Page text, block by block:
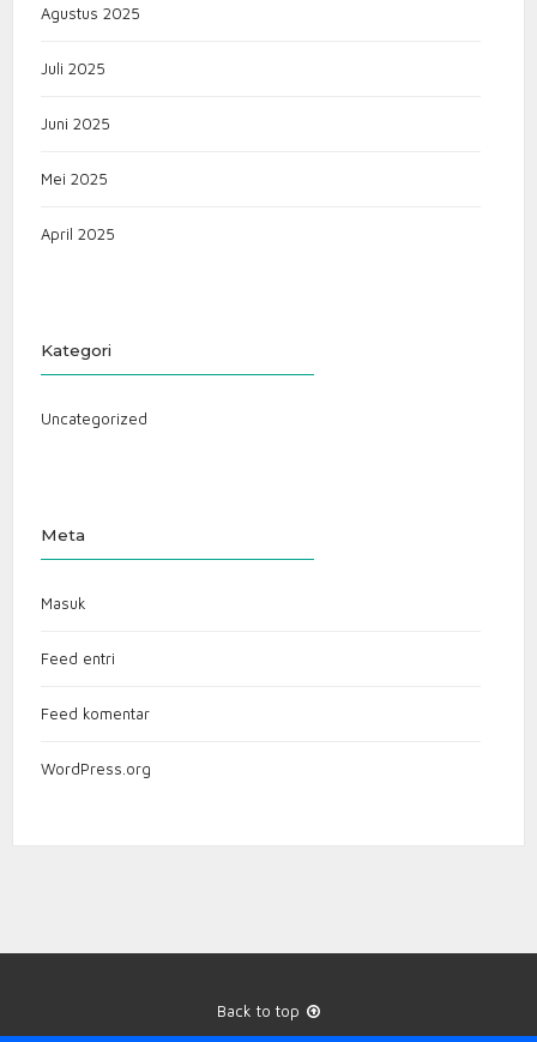
Agustus 2025
Juli 2025
Juni 2025
Mei 2025
April 2025
Kategori
Uncategorized
Meta
Masuk
Feed entri
Feed komentar
WordPress.org
Back to top